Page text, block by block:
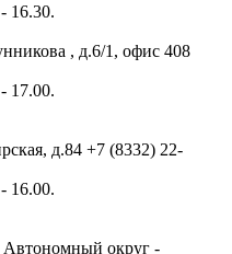
16.30.
, д.6/1, офис 408
17.00.
д.84 +7 (8332) 22-
16.00.
округ -